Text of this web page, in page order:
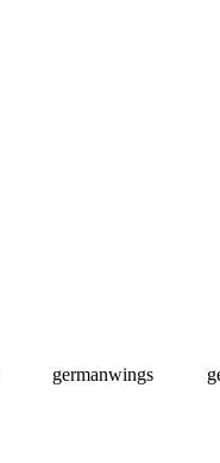
germanwings